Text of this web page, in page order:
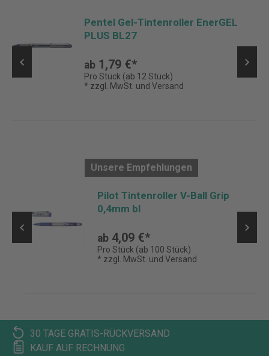
Pentel Gel-Tintenroller EnerGEL
PLUS BL27
ab 1,79 €*
Pro Stück (ab 12 Stück)
* zzgl. MwSt. und Versand
Unsere Empfehlungen
Pilot Tintenroller V-Ball Grip
0,4mm bl
ab 4,09 €*
Pro Stück (ab 100 Stück)
* zzgl. MwSt. und Versand
30 TAGE GRATIS-RÜCKVERSAND
KAUF AUF RECHNUNG